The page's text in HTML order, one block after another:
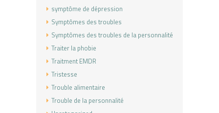
symptôme de dépression
Symptômes des troubles
Symptômes des troubles de la personnalité
Traiter la phobie
Traitment EMDR
Tristesse
Trouble alimentaire
Trouble de la personnalité